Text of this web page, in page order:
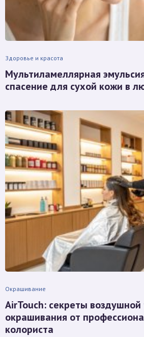
Здоровье и красота
Мультиламеллярная
спасение для сухой кожи в
Окрашивание
AirTouch: секреты воздушной
окрашивания от
колориста